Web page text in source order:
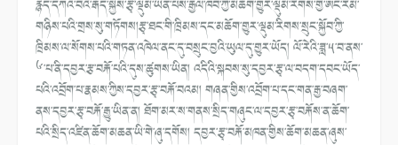
རྙེད་དཀའ་བའི་རྒོད་སྐྱེས་རྩྭ་ལྡུམ་ཡིན་པས་རྒྱལ་ཁབ་ཀྱི་མཆོག་གྱུར་ལྡུམ་རིགས་གྱི་ཨང་རིམ་
གཉིས་པའི་གྲས་སུ་གཏོགས།རྩྭ་ཐང་གི་ཁྲིམས་དང་མཆོག་གྱུར་ལྡུམ་རིགས་སྲུང་སྐྱོབ་ཀྱི་
ཁྲིམས་ལ་སོགས་པའི་གཏན་འཁེལ་ནང་དུ་བསྲུང་བྱའི་ཡུལ་དུ་གྱུར་ཡོད། ལོ་རེའི་ཟླ་༥་བ་ནས་
༦་པ་ནི་དབྱར་རྩ་བརྐོ་པའི་དུས་ཚུགས་ཡིན། འདིའི་སྐབས་སུ་དབྱར་རྩྭ་ལ་བདག་དབང་ཡོད་
པའི་འབྲོག་པ་རྣམས་ཀྱིས་དབྱར་རྩྭ་བརྐོ་བའམ། གཞན་གྱིས་འབྲོག་པ་དང་གན་རྒྱ་བཞག་
ནས་དབྱར་རྩྭ་བརྐོ་རྒྱུ་ཡིན་ན། ཐོག་མར་ས་གནས་སྲིད་གཞུང་ལ་དབྱར་རྩྭ་བརྐོས་ན་ཆོག་
པའི་སྲིད་འཛིན་ཆོག་མཆན་ཡི་གེ་ཞུ་དགོས། དབྱར་རྩྭ་བརྐོ་མཁན་གྱིས་ཆོག་མཆན་ཞུས་